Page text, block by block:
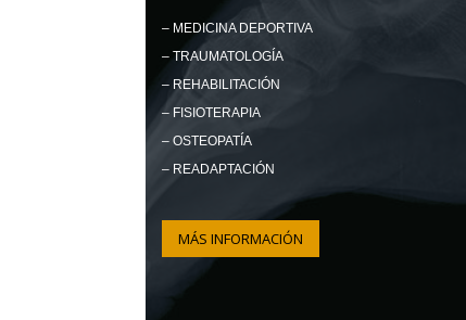
– MEDICINA DEPORTIVA
– TRAUMATOLOGÍA
– REHABILITACIÓN
– FISIOTERAPIA
– OSTEOPATÍA
– READAPTACIÓN
MÁS INFORMACIÓN